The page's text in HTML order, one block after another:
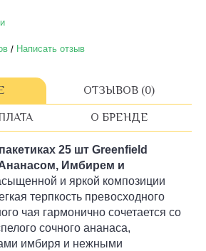
/ Написать отзыв
ОТЗЫВОВ (0)
О БРЕНДЕ
25 шт Greenfield
Имбирем и
и яркой композиции
терпкость превосходного
чая гармонично сочетается со
сочного ананаса,
имбиря и нежными